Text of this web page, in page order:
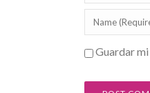
Guardar